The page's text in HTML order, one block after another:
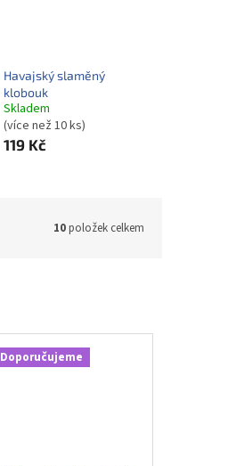
Havajský slaměný
klobouk
Skladem
(více než 10 ks)
119 Kč
10položek celkem
Doporučujeme